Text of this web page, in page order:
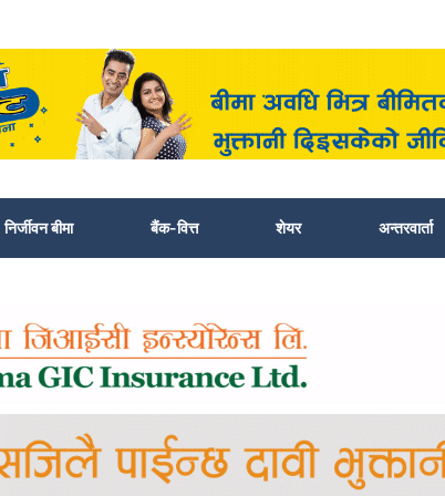
निर्जीवन बीमा बैंक-वित्त शेयर अन्तरवार्ता